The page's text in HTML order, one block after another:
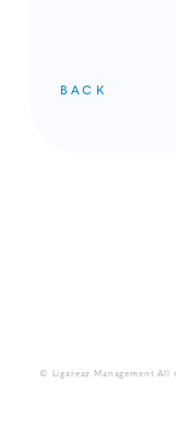
BACK
© Ligareaz Management All